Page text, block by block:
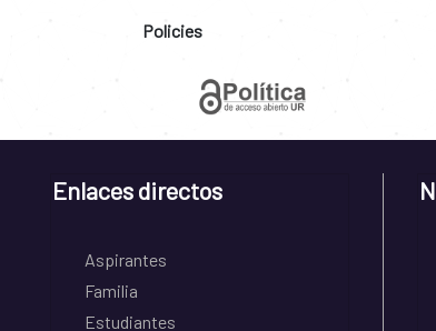
Policies
Enlaces directos
Aspirantes
Familia
Estudiantes